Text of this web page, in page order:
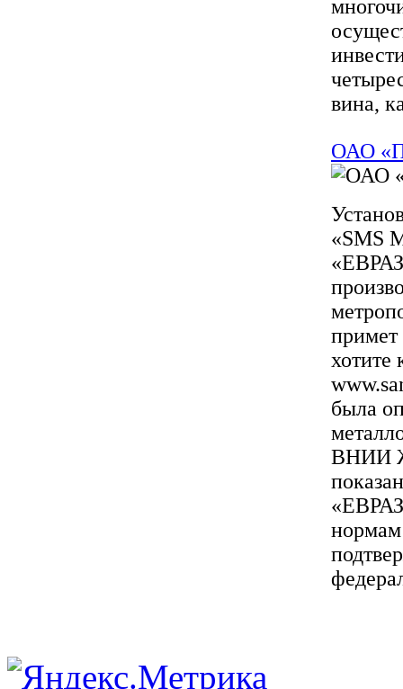
вина,
ОАО
«SMS
примет
хотите
была
ВНИИ
нормам